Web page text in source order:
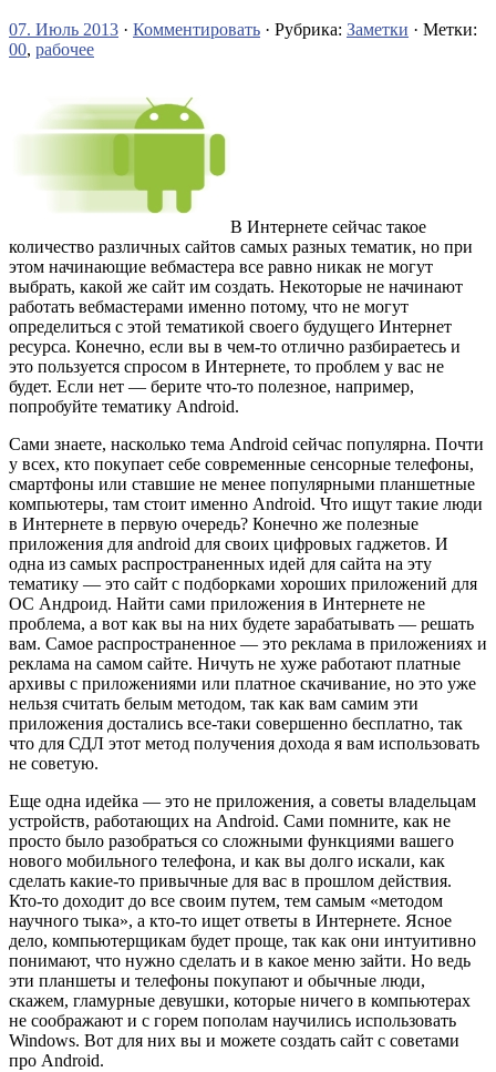
07. Июль 2013 · Комментировать · Рубрика: Заметки · Метки:
00, рабочее
В Интернете сейчас такое
количество различных сайтов самых разных тематик, но при
этом начинающие вебмастера все равно никак не могут
выбрать, какой же сайт им создать. Некоторые не начинают
работать вебмастерами именно потому, что не могут
определиться с этой тематикой своего будущего Интернет
ресурса. Конечно, если вы в чем-то отлично разбираетесь и
это пользуется спросом в Интернете, то проблем у вас не
будет. Если нет — берите что-то полезное, например,
попробуйте тематику Android.
Сами знаете, насколько тема Android сейчас популярна. Почти
у всех, кто покупает себе современные сенсорные телефоны,
смартфоны или ставшие не менее популярными планшетные
компьютеры, там стоит именно Android. Что ищут такие люди
в Интернете в первую очередь? Конечно же полезные
приложения для android для своих цифровых гаджетов. И
одна из самых распространенных идей для сайта на эту
тематику — это сайт с подборками хороших приложений для
ОС Андроид. Найти сами приложения в Интернете не
проблема, а вот как вы на них будете зарабатывать — решать
вам. Самое распространенное — это реклама в приложениях и
реклама на самом сайте. Ничуть не хуже работают платные
архивы с приложениями или платное скачивание, но это уже
нельзя считать белым методом, так как вам самим эти
приложения достались все-таки совершенно бесплатно, так
что для СДЛ этот метод получения дохода я вам использовать
не советую.
Еще одна идейка — это не приложения, а советы владельцам
устройств, работающих на Android. Сами помните, как не
просто было разобраться со сложными функциями вашего
нового мобильного телефона, и как вы долго искали, как
сделать какие-то привычные для вас в прошлом действия.
Кто-то доходит до все своим путем, тем самым «методом
научного тыка», а кто-то ищет ответы в Интернете. Ясное
дело, компьютерщикам будет проще, так как они интуитивно
понимают, что нужно сделать и в какое меню зайти. Но ведь
эти планшеты и телефоны покупают и обычные люди,
скажем, гламурные девушки, которые ничего в компьютерах
не соображают и с горем пополам научились использовать
Windows. Вот для них вы и можете создать сайт с советами
про Android.